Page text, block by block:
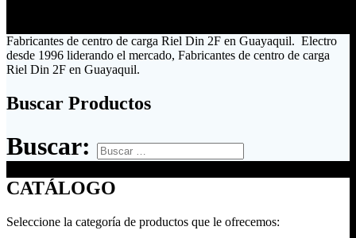
Fabricantes de centro de carga Riel Din 2F en Guayaquil. Electro
desde 1996 liderando el mercado, Fabricantes de centro de carga
Riel Din 2F en Guayaquil.
Buscar Productos
Buscar:
CATÁLOGO
Seleccione la categoría de productos que le ofrecemos: